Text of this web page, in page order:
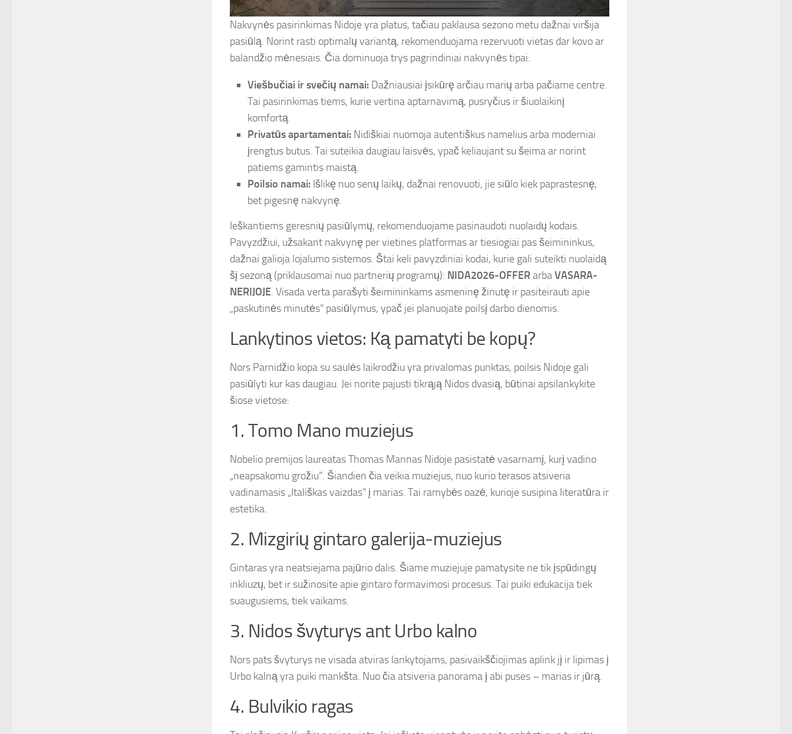
Nakvynės pasirinkimas Nidoje yra platus, tačiau paklausa sezono metu dažnai viršija
pasiūlą. Norint rasti optimalų variantą, rekomenduojama rezervuoti vietas dar kovo ar
balandžio mėnesiais. Čia dominuoja trys pagrindiniai nakvynės tipai:
Viešbučiai ir svečių namai: Dažniausiai įsikūrę arčiau marių arba pačiame centre.
Tai pasirinkimas tiems, kurie vertina aptarnavimą, pusryčius ir šiuolaikinį
komfortą.
Privatūs apartamentai: Nidiškiai nuomoja autentiškus namelius arba moderniai
įrengtus butus. Tai suteikia daugiau laisvės, ypač keliaujant su šeima ar norint
patiems gamintis maistą.
Poilsio namai: Išlikę nuo senų laikų, dažnai renovuoti, jie siūlo kiek paprastesnę,
bet pigesnę nakvynę.
Ieškantiems geresnių pasiūlymų, rekomenduojame pasinaudoti nuolaidų kodais.
Pavyzdžiui, užsakant nakvynę per vietines platformas ar tiesiogiai pas šeimininkus,
dažnai galioja lojalumo sistemos. Štai keli pavyzdiniai kodai, kurie gali suteikti nuolaidą
šį sezoną (priklausomai nuo partnerių programų): NIDA2026-OFFERarbaVASARA-
NERIJOJE. Visada verta parašyti šeimininkams asmeninę žinutę ir pasiteirauti apie
„paskutinės minutės“ pasiūlymus, ypač jei planuojate poilsį darbo dienomis.
Lankytinos vietos: Ką pamatyti be kopų?
Nors Parnidžio kopa su saulės laikrodžiu yra privalomas punktas, poilsis Nidoje gali
pasiūlyti kur kas daugiau. Jei norite pajusti tikrąją Nidos dvasią, būtinai apsilankykite
šiose vietose:
1. Tomo Mano muziejus
Nobelio premijos laureatas Thomas Mannas Nidoje pasistatė vasarnamį, kurį vadino
„neapsakomu grožiu“. Šiandien čia veikia muziejus, nuo kurio terasos atsiveria
vadinamasis „Itališkas vaizdas“ į marias. Tai ramybės oazė, kurioje susipina literatūra ir
estetika.
2. Mizgirių gintaro galerija-muziejus
Gintaras yra neatsiejama pajūrio dalis. Šiame muziejuje pamatysite ne tik įspūdingų
inkliuzų, bet ir sužinosite apie gintaro formavimosi procesus. Tai puiki edukacija tiek
suaugusiems, tiek vaikams.
3. Nidos švyturys ant Urbo kalno
Nors pats švyturys ne visada atviras lankytojams, pasivaikščiojimas aplink jį ir lipimas į
Urbo kalną yra puiki mankšta. Nuo čia atsiveria panorama į abi puses – marias ir jūrą.
4. Bulvikio ragas